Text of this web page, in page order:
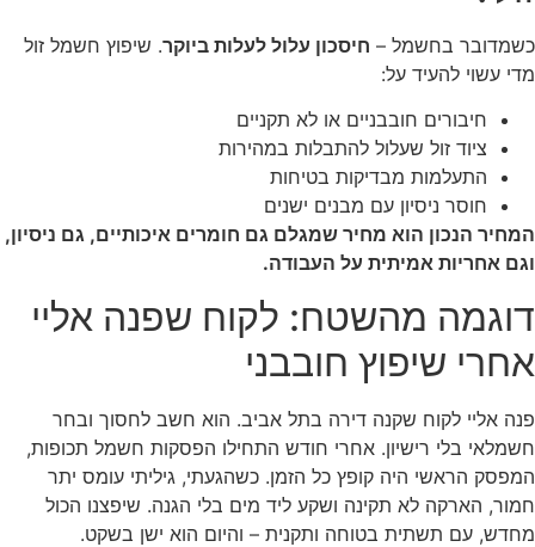
כשמדובר בחשמל – חיסכון עלול לעלות ביוקר. שיפוץ חשמל זול
מדי עשוי להעיד על:
חיבורים חובבניים או לא תקניים
ציוד זול שעלול להתבלות במהירות
התעלמות מבדיקות בטיחות
חוסר ניסיון עם מבנים ישנים
המחיר הנכון הוא מחיר שמגלם גם חומרים איכותיים, גם ניסיון,
וגם אחריות אמיתית על העבודה.
דוגמה מהשטח: לקוח שפנה אליי
אחרי שיפוץ חובבני
פנה אליי לקוח שקנה דירה בתל אביב. הוא חשב לחסוך ובחר
חשמלאי בלי רישיון. אחרי חודש התחילו הפסקות חשמל תכופות,
המפסק הראשי היה קופץ כל הזמן. כשהגעתי, גיליתי עומס יתר
חמור, הארקה לא תקינה ושקע ליד מים בלי הגנה. שיפצנו הכול
מחדש, עם תשתית בטוחה ותקנית – והיום הוא ישן בשקט.